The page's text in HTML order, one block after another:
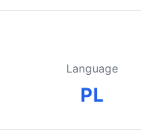
Language
PL